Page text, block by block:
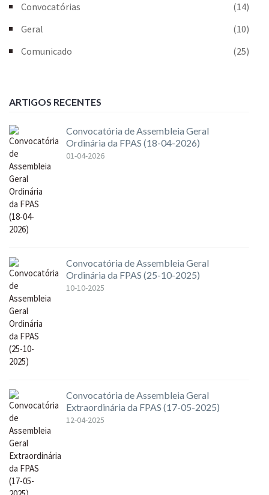
Convocatórias
(14)
Geral
(10)
Comunicado
(25)
ARTIGOS RECENTES
Convocatória de Assembleia Geral
Ordinária da FPAS (18-04-2026)
01-04-2026
Convocatória de Assembleia Geral
Ordinária da FPAS (25-10-2025)
10-10-2025
Convocatória de Assembleia Geral
Extraordinária da FPAS (17-05-2025)
12-04-2025